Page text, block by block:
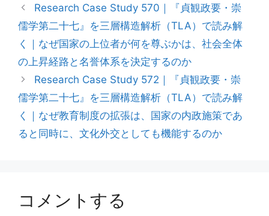
Research Case Study 570｜『貞観政要・崇
儒学第二十七』を三層構造解析（TLA）で読み解
く｜なぜ国家の上位者が何を尊ぶかは、社会全体
の上昇経路と名誉体系を決定するのか
Research Case Study 572｜『貞観政要・崇
儒学第二十七』を三層構造解析（TLA）で読み解
く｜なぜ教育制度の拡張は、国家の内政施策であ
ると同時に、文化外交としても機能するのか
コメントする